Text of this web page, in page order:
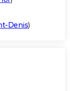
Denis)